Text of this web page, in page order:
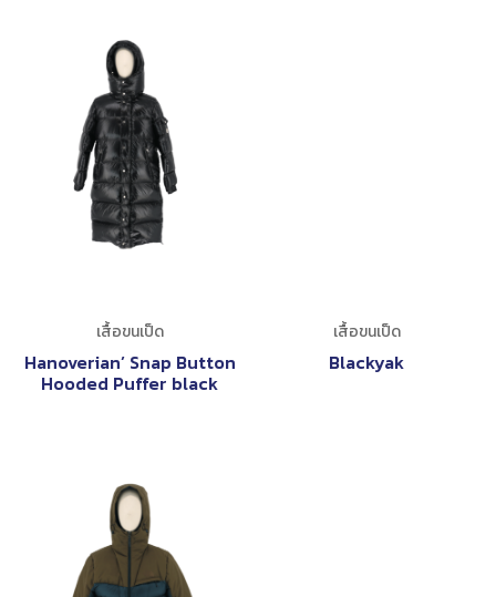
เสื้อขนเป็ด
Hanoverian’ Snap Button
Hooded Puffer black
เสื้อขนเป็ด
Blackyak